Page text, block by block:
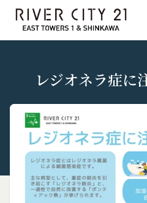
レジオネラ症に